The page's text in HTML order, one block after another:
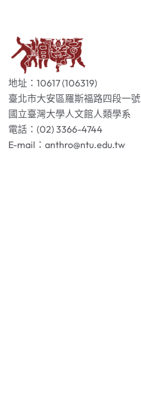
地址：10617 (106319)
臺北市大安區羅斯福路四段一號
國立臺灣大學人文館人類學系
電話：(02) 3366-4744
E-mail：anthro@ntu.edu.tw